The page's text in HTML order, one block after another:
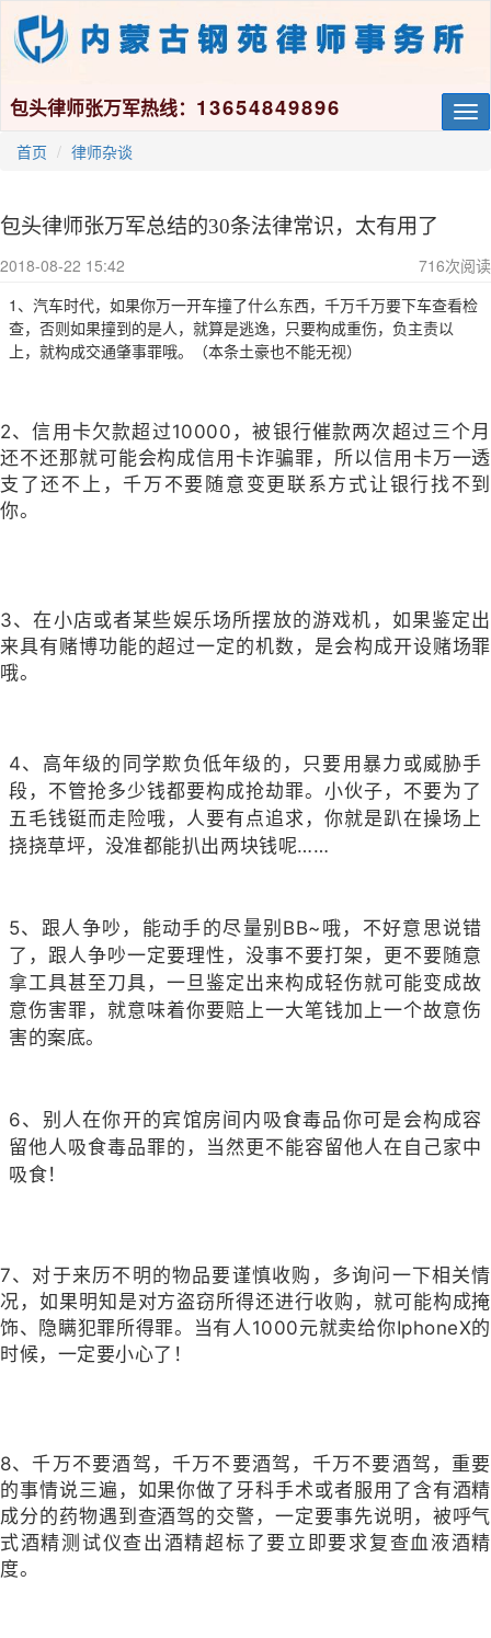
包头律师张万军热线： 13654849896
首页 律师杂谈
包头律师张万军总结的30条法律常识，太有用了
2018-08-22 15:42 716次阅读
1、汽车时代，如果你万一开车撞了什么东西，千万千万要下车查看检
查，否则如果撞到的是人，就算是逃逸，只要构成重伤，负主责以
上，就构成交通肇事罪哦。（本条土豪也不能无视）
2、信用卡欠款超过10000，被银行催款两次超过三个月
还不还那就可能会构成信用卡诈骗罪，所以信用卡万一透
支了还不上，千万不要随意变更联系方式让银行找不到
你。
3、在小店或者某些娱乐场所摆放的游戏机，如果鉴定出
来具有赌博功能的超过一定的机数，是会构成开设赌场罪
哦。
4、高年级的同学欺负低年级的，只要用暴力或威胁手
段，不管抢多少钱都要构成抢劫罪。小伙子，不要为了
五毛钱铤而走险哦，人要有点追求，你就是趴在操场上
挠挠草坪，没准都能扒出两块钱呢……
5、跟人争吵，能动手的尽量别BB~哦，不好意思说错
了，跟人争吵一定要理性，没事不要打架，更不要随意
拿工具甚至刀具，一旦鉴定出来构成轻伤就可能变成故
意伤害罪，就意味着你要赔上一大笔钱加上一个故意伤
害的案底。
6、别人在你开的宾馆房间内吸食毒品你可是会构成容
留他人吸食毒品罪的，当然更不能容留他人在自己家中
吸食！
7、对于来历不明的物品要谨慎收购，多询问一下相关情
况，如果明知是对方盗窃所得还进行收购，就可能构成掩
饰、隐瞒犯罪所得罪。当有人1000元就卖给你IphoneX的
时候，一定要小心了！
8、千万不要酒驾，千万不要酒驾，千万不要酒驾，重要
的事情说三遍，如果你做了牙科手术或者服用了含有酒精
成分的药物遇到查酒驾的交警，一定要事先说明，被呼气
式酒精测试仪查出酒精超标了要立即要求复查血液酒精
度。